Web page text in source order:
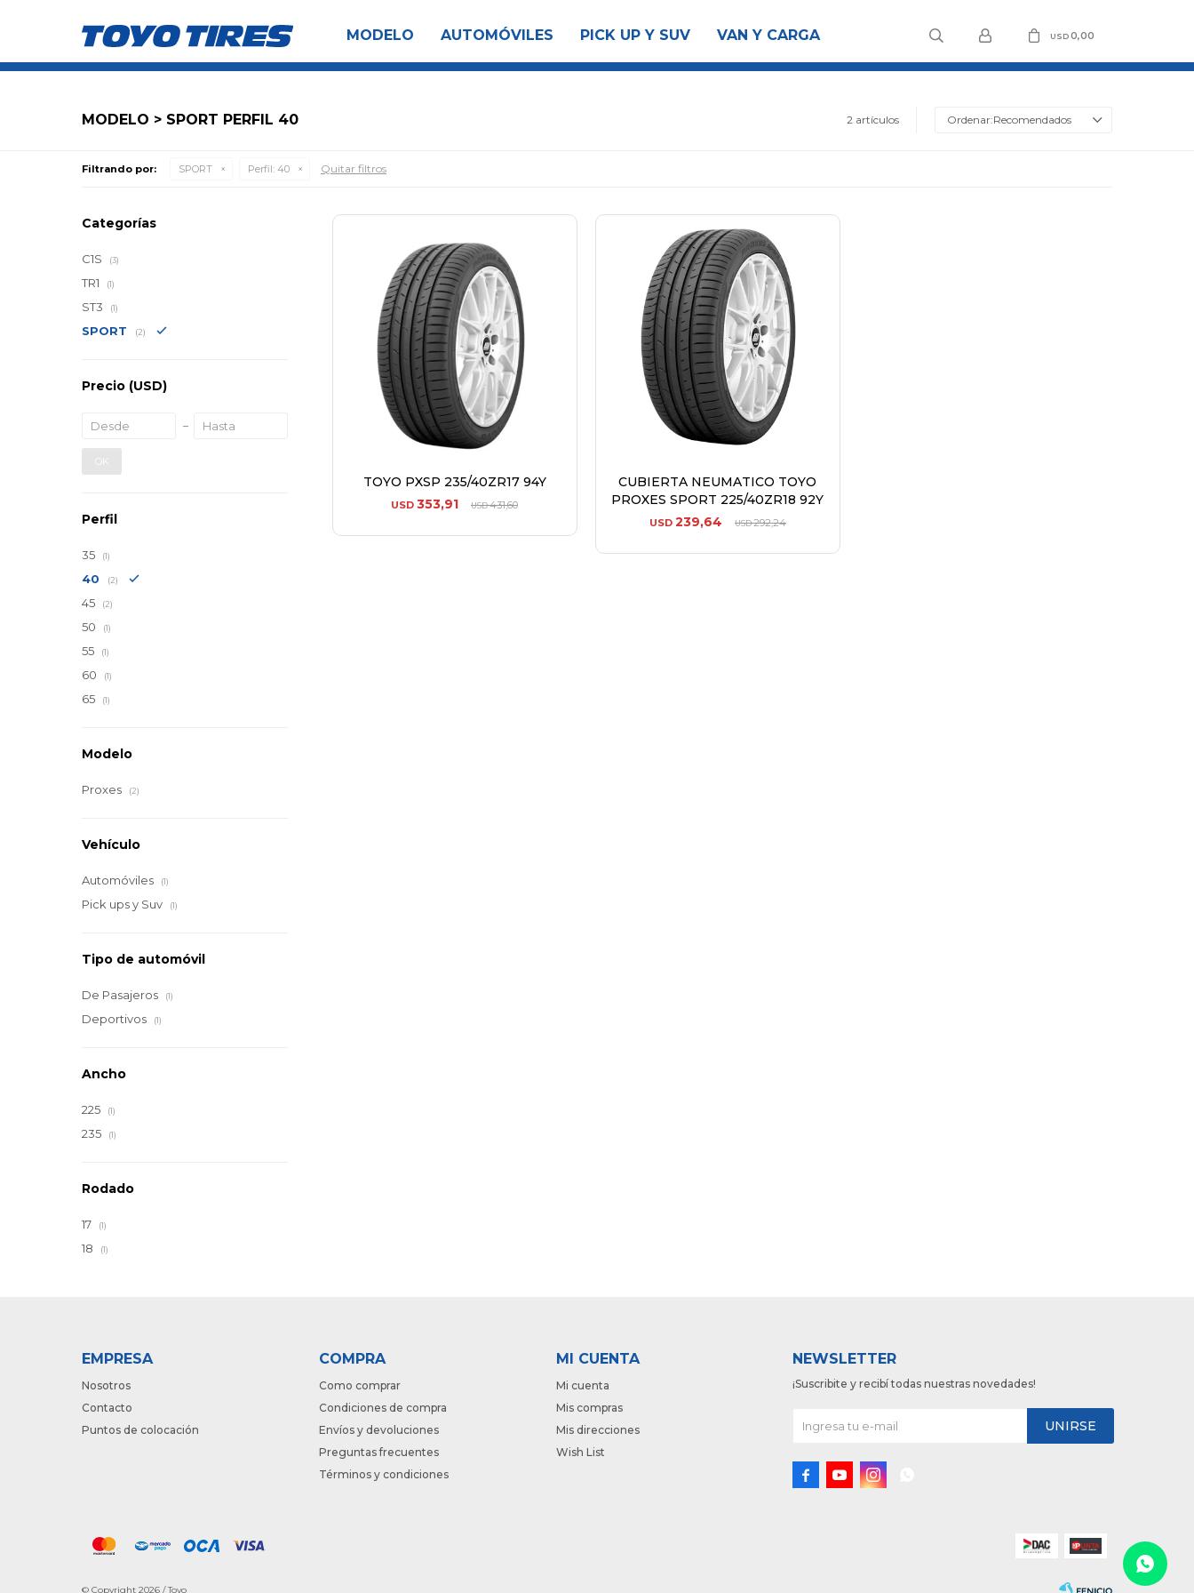
MODELO AUTOMÓVILES PICK UP Y SUV VAN Y CARGA USD0,00
MODELO > SPORT PERFIL 40 2 artículos Recomendados
Filtrando por: SPORT Perfil: 40 Quitar filtros
TOYO PXSP 235/40ZR17 94Y
USD 353,91 USD431,60
CUBIERTA NEUMATICO TOYO
PROXES SPORT 225/40ZR18 92Y
USD 239,64 USD292,24
Categorías
C1S (3)
TR1 (1)
ST3 (1)
SPORT (2)
Precio (USD)
OK
Perfil
35 (1)
40 (2)
45 (2)
50 (1)
55 (1)
60 (1)
65 (1)
Modelo
Proxes (2)
Vehículo
Automóviles (1)
Pick ups y Suv (1)
Tipo de automóvil
De Pasajeros (1)
Deportivos (1)
Ancho
225 (1)
235 (1)
Rodado
17 (1)
18 (1)
EMPRESA
Nosotros
Contacto
Puntos de colocación
COMPRA
Como comprar
Condiciones de compra
Envíos y devoluciones
Preguntas frecuentes
Términos y condiciones
MI CUENTA
Mi cuenta
Mis compras
Mis direcciones
Wish List
NEWSLETTER
¡Suscribite y recibí todas nuestras novedades!
UNIRSE
  
© Copyright 2026 / Toyo